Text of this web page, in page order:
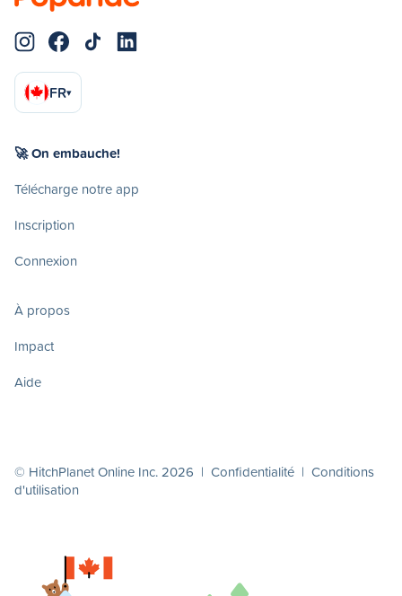
FR▾
🚀 On embauche!
Télécharge notre app
Inscription
Connexion
À propos
Impact
Aide
© HitchPlanet Online Inc. 2026 | Confidentialité | Conditions
d'utilisation